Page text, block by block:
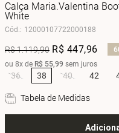
Calça Maria.Valentina
White
Cód.: 12000107722000188
R$1.119,90 R$ 447,96
ou 8x de R$ 55,99 sem juros
36 38 40 42
Tabela de Medidas